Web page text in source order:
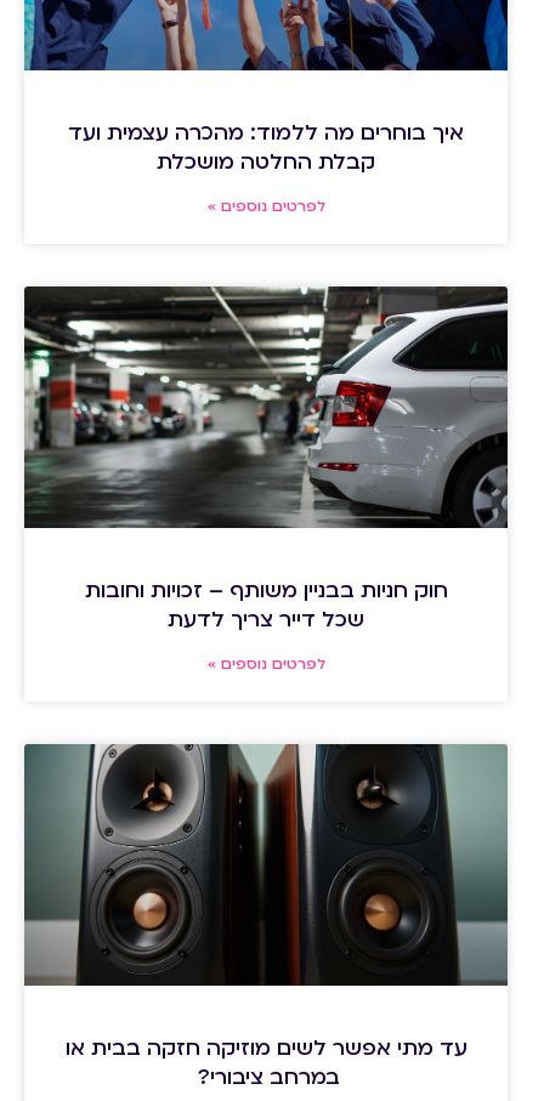
איך בוחרים מה ללמוד: מהכרה עצמית ועד
קבלת החלטה מושכלת
לפרטים נוספים »
חוק חניות בבניין משותף – זכויות וחובות
שכל דייר צריך לדעת
לפרטים נוספים »
עד מתי אפשר לשים מוזיקה חזקה בבית או
במרחב ציבורי?